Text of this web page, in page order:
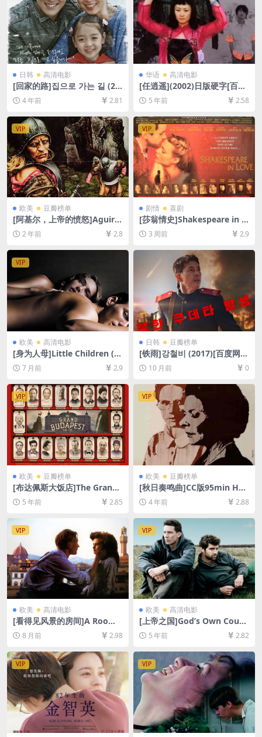
日韩 高清电影
[回家的路]집으로 가는 길 (20
13)[百度网盘+迅雷云盘资源1
080P超清未删减][MP4/8.5G
4 年前 2.81
华语 高清电影
[任逍遥](2002)日版硬字[百度
网盘+迅雷云盘资源DVD高清
未删减][MP4/6.3GB][国语中
5 年前 2.58
VIP
欧美 豆瓣榜单
[阿基尔，上帝的愤怒]Aguirr
e, der Zorn Gottes (1972)
[百度网盘+夸克网盘1080P超
清未删减资源][网盘在线播放/
下载][MP4/6.6GB][中文字幕]
2 年前 2.8
VIP
剧情 喜剧
[莎翁情史]Shakespeare in L
ove (1998)[百度网盘+夸克网
盘1080P超清未删减资源][网
盘在线播放/下载][MP4/8.4G
B][中英字幕]
3 周前 2.9
VIP
欧美 高清电影
[身为人母]Little Children (2
006)[百度网盘+夸克网盘1080
P超清未删减资源][网盘在线播
放/下载][MP4/8GB][中英字
幕]
7 月前 2.9
日韩 豆瓣榜单
[铁雨]강철비 (2017)[百度网盘
+夸克网盘1080P超清未删减
资源][网盘在线播放/下载][MP
4/9GB][中文字幕]
10 月前 0
VIP
欧美 豆瓣榜单
[布达佩斯大饭店]The Grand
Budapest Hotel (2014)[百度
网盘+迅雷云盘资源1080P超
字幕]
5 年前 2.85
VIP
欧美 豆瓣榜单
[秋日奏鸣曲]CC版95min Hös
tsonaten (1978)[百度网盘
+迅雷云盘资源1080P超清未
4 年前 2.88
VIP
欧美 高清电影
[看得见风景的房间]A Room
with a View (1985)[百度网盘
+夸克网盘1080P超清未删减
资源][网盘在线播放/下载][MP
4/8.3GB][中英字幕]
8 月前 2.98
VIP
欧美 高清电影
[上帝之国]God’s Own Count
ry (2017)[百度网盘+迅雷云盘
资源1080P超清未删减][MP4/
5.9GB][中英字幕]【视频文件
+防和谐压缩包（含解压密
码）】
5 年前 2.82
VIP VIP